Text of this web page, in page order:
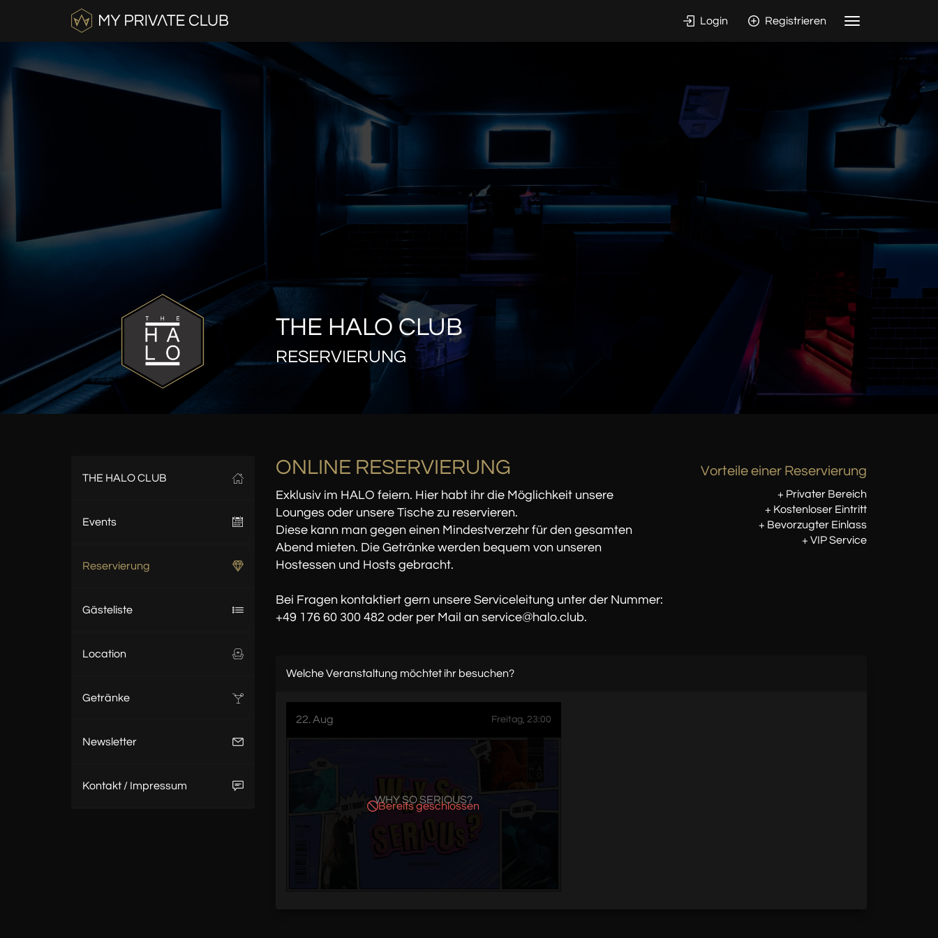
Login Registrieren
Toggle
THE HALO CLUB
RESERVIERUNG
THE HALO CLUB
Events
Reservierung
Gästeliste
Location
Getränke
Newsletter
Kontakt / Impressum
ONLINE RESERVIERUNG
Exklusiv im HALO feiern. Hier habt ihr die Möglichkeit unsere
Lounges oder unsere Tische zu reservieren.
Diese kann man gegen einen Mindestverzehr für den gesamten
Abend mieten. Die Getränke werden bequem von unseren
Hostessen und Hosts gebracht.
Bei Fragen kontaktiert gern unsere Serviceleitung unter der Nummer:
+49 176 60 300 482 oder per Mail an service@halo.club.
Vorteile einer Reservierung
+ Privater Bereich
+ Kostenloser Eintritt
+ Bevorzugter Einlass
+ VIP Service
Welche Veranstaltung möchtet ihr besuchen?
22. Aug Freitag, 23:00
WHY SO SERIOUS?
Bereits geschlossen